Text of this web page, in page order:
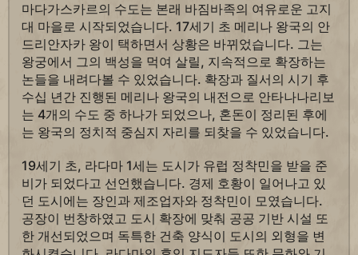
마다가스카르의 수도는 본래 바짐바족의 여유로운 고지
대 마을로 시작되었습니다. 17세기 초 메리나 왕국의 안
드리안자카 왕이 택하면서 상황은 바뀌었습니다. 그는
왕궁에서 그의 백성을 먹여 살릴, 지속적으로 확장하는
논들을 내려다볼 수 있었습니다. 확장과 질서의 시기 후
수십 년간 진행된 메리나 왕국의 내전으로 안타나나리보
는 4개의 수도 중 하나가 되었으나, 혼돈이 정리된 후에
는 왕국의 정치적 중심지 자리를 되찾을 수 있었습니다.
19세기 초, 라다마 1세는 도시가 유럽 정착민을 받을 준
비가 되었다고 선언했습니다. 경제 호황이 일어나고 있
던 도시에는 장인과 제조업자와 정착민이 모였습니다.
공장이 번창하였고 도시 확장에 맞춰 공공 기반 시설 또
한 개선되었으며 독특한 건축 양식이 도시의 외형을 변